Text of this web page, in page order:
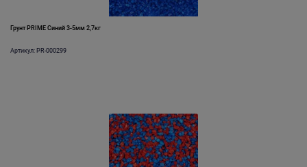
Грунт PRIME Синий 3-5мм 2,7кг
Артикул: PR-000299